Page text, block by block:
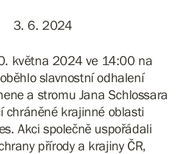
3. 6. 2024
května 2024 ve 14:00 na
slavnostní odhalení
a stromu Jana Schlossara
chráněné krajinné oblasti
Akci společně uspořádali
přírody a krajiny ČR,